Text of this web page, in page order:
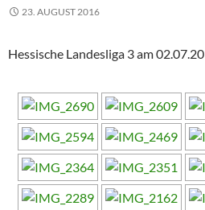
23. AUGUST 2016
Hessische Landesliga 3 am